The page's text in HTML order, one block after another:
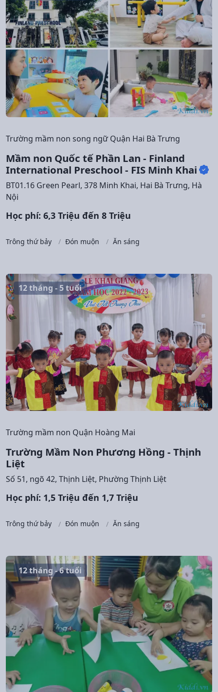
Trường mầm non song ngữ Quận Hai Bà Trưng
Mầm non Quốc tế Phần Lan - Finland
International Preschool - FIS Minh Khai
BT01.16 Green Pearl, 378 Minh Khai, Hai Bà Trưng, Hà
Nội
Học phí: 6,3 Triệu đến 8 Triệu
Trông thứ bảy Đón muộn Ăn sáng
12 tháng - 5 tuổi
Trường mầm non Quận Hoàng Mai
Trường Mầm Non Phương Hồng - Thịnh
Liệt
Số 51, ngõ 42, Thịnh Liệt, Phường Thịnh Liệt
Học phí: 1,5 Triệu đến 1,7 Triệu
Trông thứ bảy Đón muộn Ăn sáng
12 tháng - 6 tuổi